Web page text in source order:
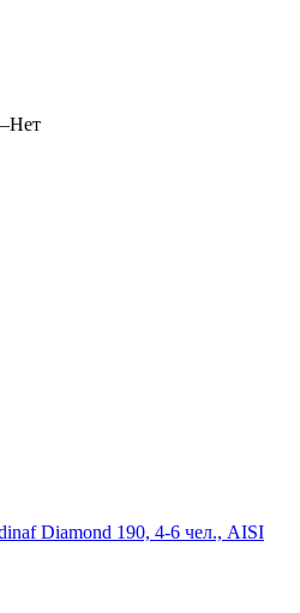
Нет
Diamond 190, 4-6 чел., AISI